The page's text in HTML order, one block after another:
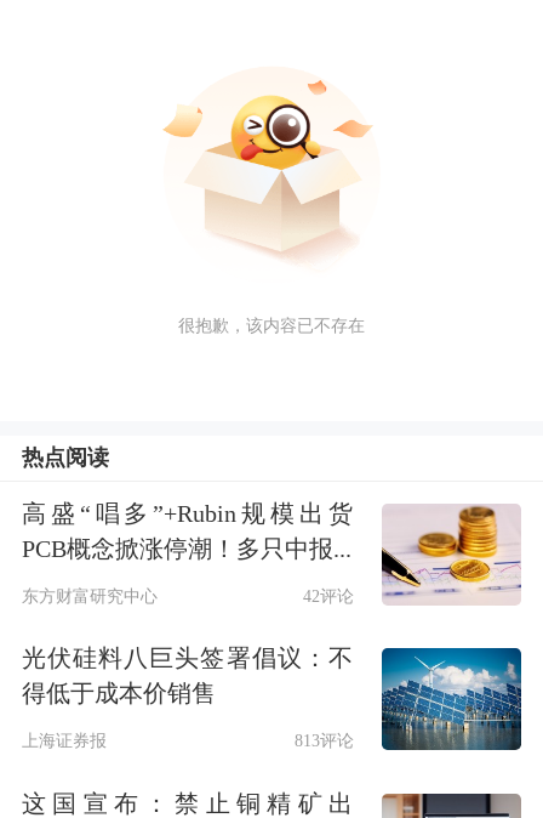
很抱歉，该内容已不存在
热点阅读
高盛“唱多”+Rubin规模出货
PCB概念掀涨停潮！多只中报...
东方财富研究中心 42评论
光伏硅料八巨头签署倡议：不
得低于成本价销售
上海证券报 813评论
这国宣布：禁止铜精矿出